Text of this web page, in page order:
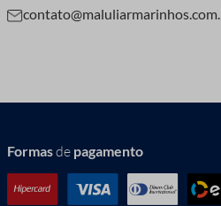
Formasde pagamento